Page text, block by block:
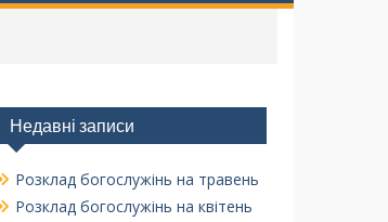
Недавні записи
Розклад богослужінь на травень
Розклад богослужінь на квітень